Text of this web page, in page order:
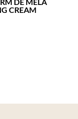
CREAM